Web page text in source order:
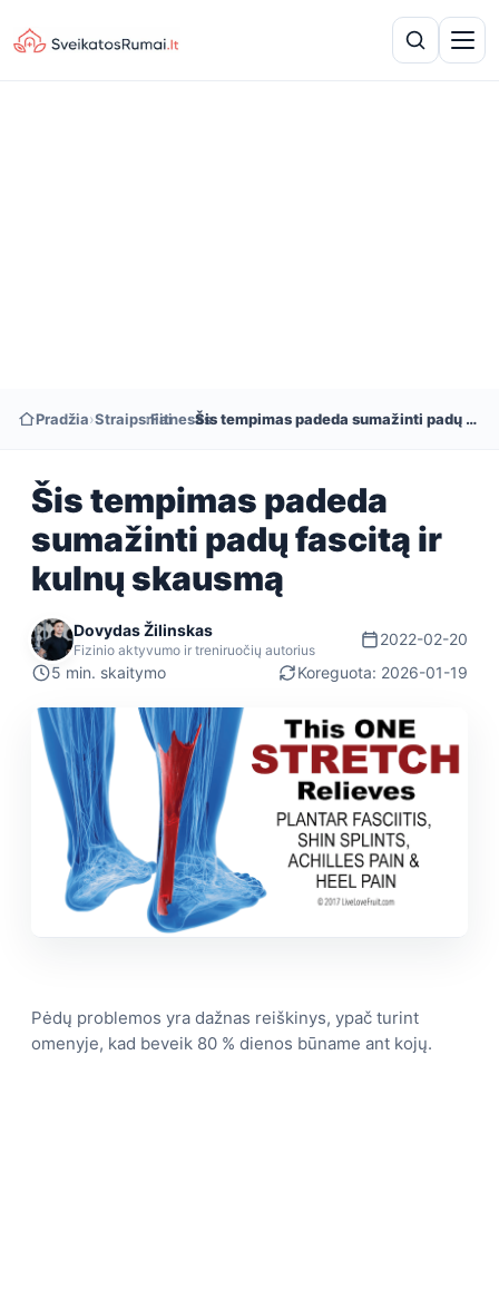
Pradžia›Straipsniai
›Fitnesas
› Šis tempimas padeda sumažinti padų fascitą ir kulnų skausmą
Šis tempimas padeda
sumažinti padų fascitą ir
kulnų skausmą
Dovydas Žilinskas
Fizinio aktyvumo ir treniruočių autorius
2022-02-20
5 min. skaitymo
Koreguota: 2026-01-19
Pėdų problemos yra dažnas reiškinys, ypač turint
omenyje, kad beveik 80 % dienos būname ant kojų.